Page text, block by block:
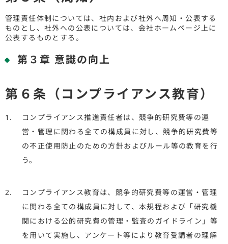
管理責任体制については、社内および社外へ周知・公表する
ものとし、社外への公表については、会社ホームページ上に
公表するものとする。
第３章 意識の向上
第６条（コンプライアンス教育）
コンプライアンス推進責任者は、競争的研究費等の運
営・管理に関わる全ての構成員に対し、競争的研究費等
の不正使用防止のための方針およびルール等の教育を行
う。
コンプライアンス教育は、競争的研究費等の運営・管理
に関わる全ての構成員に対して、本規程および「研究機
関における公的研究費の管理・監査のガイドライン」等
を用いて実施し、アンケート等により教育受講者の理解